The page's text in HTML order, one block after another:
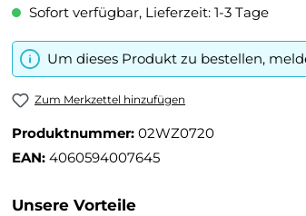
Sofort verfügbar, Lieferzeit: 1-3 Tage
Um dieses Produkt zu bestellen,
Zum Merkzettel hinzufügen
Produktnummer: 02WZ0720
EAN: 4060594007645
Unsere Vorteile